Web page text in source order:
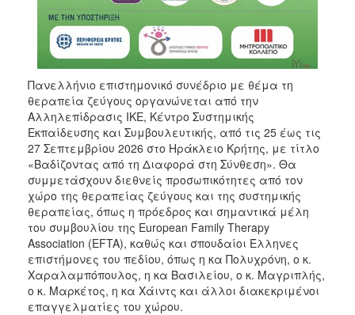
Πανελλήνιο επιστημονικό συνέδριο με θέμα τη
θεραπεία ζεύγους οργανώνεται από την
Αλληλεπίδρασις ΙΚΕ, Κέντρο Συστημικής
Εκπαίδευσης και Συμβουλευτικής, από τις 25 έως τις
27 Σεπτεμβρίου 2026 στο Ηράκλειο Κρήτης, με τίτλο
«Βαδίζοντας από τη Διαφορά στη Σύνθεση». Θα
συμμετάσχουν διεθνείς προσωπικότητες από τον
χώρο της θεραπείας ζεύγους και της συστημικής
θεραπείας, όπως η πρόεδρος και σημαντικά μέλη
του συμβουλίου της European Family Therapy
Association (EFTA), καθώς και σπουδαίοι Έλληνες
επιστήμονες του πεδίου, όπως η κα Πολυχρόνη, ο κ.
Χαραλαμπόπουλος, η κα Βασιλείου, ο κ. Μαγριπλής,
ο κ. Μαρκέτος, η κα Χάιντς και άλλοι διακεκριμένοι
επαγγελματίες του χώρου.